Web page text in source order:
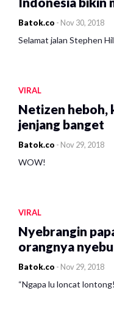
Batok.co - Nov 30, 2018
Selamat jalan Stephen
VIRAL
Netizen heboh,
jenjang banget
Batok.co - Nov 29, 2018
WOW!
VIRAL
Nyebrangin
orangnya
Batok.co - Nov 29, 2018
“Ngapa lu loncat